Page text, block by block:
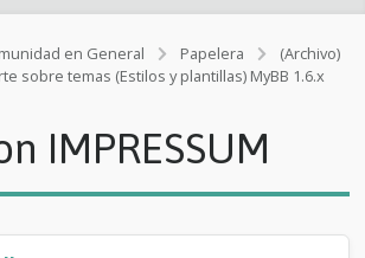
en General Papelera
(Archivo)
sobre temas (Estilos y plantillas) MyBB 1.6.x
IMPRESSUM